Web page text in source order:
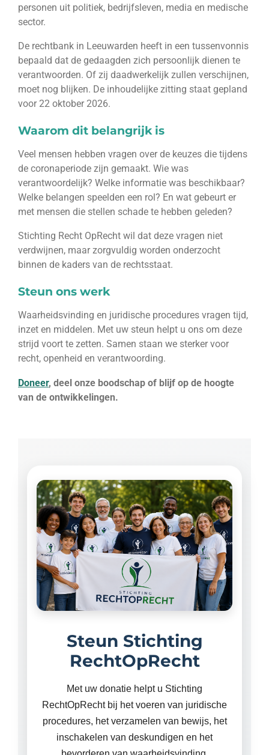
personen uit politiek, bedrijfsleven, media en medische
sector.
De rechtbank in Leeuwarden heeft in een tussenvonnis
bepaald dat de gedaagden zich persoonlijk dienen te
verantwoorden. Of zij daadwerkelijk zullen verschijnen,
moet nog blijken. De inhoudelijke zitting staat gepland
voor 22 oktober 2026.
Waarom dit belangrijk is
Veel mensen hebben vragen over de keuzes die tijdens
de coronaperiode zijn gemaakt. Wie was
verantwoordelijk? Welke informatie was beschikbaar?
Welke belangen speelden een rol? En wat gebeurt er
met mensen die stellen schade te hebben geleden?
Stichting Recht OpRecht wil dat deze vragen niet
verdwijnen, maar zorgvuldig worden onderzocht
binnen de kaders van de rechtsstaat.
Steun ons werk
Waarheidsvinding en juridische procedures vragen tijd,
inzet en middelen. Met uw steun helpt u ons om deze
strijd voort te zetten. Samen staan we sterker voor
recht, openheid en verantwoording.
Doneer, deel onze boodschap of blijf op de hoogte
van de ontwikkelingen.
Steun Stichting
RechtOpRecht
Met uw donatie helpt u Stichting
RechtOpRecht bij het voeren van juridische
procedures, het verzamelen van bewijs, het
inschakelen van deskundigen en het